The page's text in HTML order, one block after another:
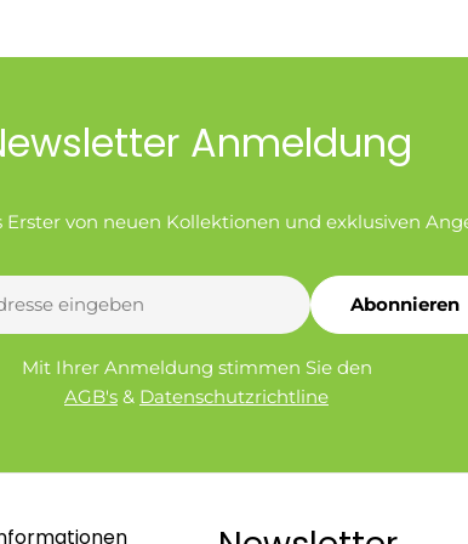
Anmeldung
Erster von neuen Kollektionen und exklusiven
Abonnieren
Mit Ihrer Anmeldung stimmen Sie den
AGB's & Datenschutzrichtline